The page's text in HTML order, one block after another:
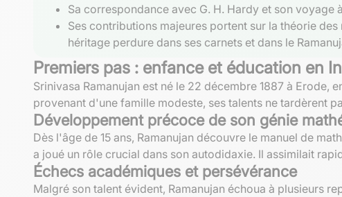
Sa correspondance avec G. H. Hardy et son
Ses contributions majeures portent sur la théorie
héritage perdure dans ses carnets et dans le
Premiers pas : enfance et éducation en
Srinivasa Ramanujan est né le 22 décembre 1887 à Erode,
provenant d'une famille modeste, ses talents ne tardèrent
Développement précoce de son génie
Dès l'âge de 15 ans, Ramanujan découvre le manuel de
a joué un rôle crucial dans son autodidaxie. Il assimilait
Échecs académiques et persévérance
Malgré son talent évident, Ramanujan échoua à plusieurs